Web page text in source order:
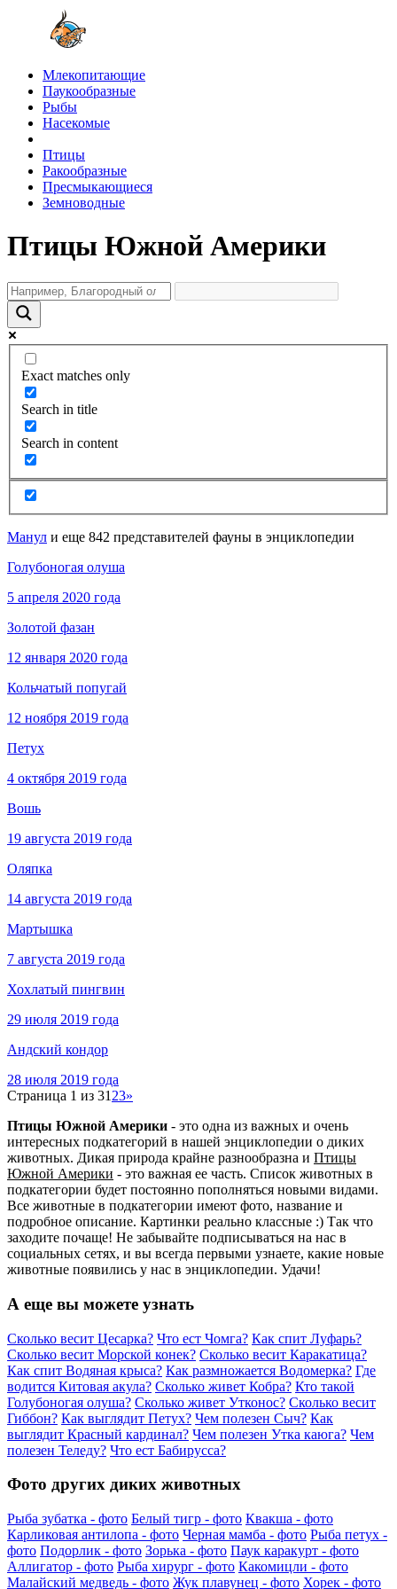
Млекопитающие
Паукообразные
Рыбы
Насекомые
Птицы
Ракообразные
Пресмыкающиеся
Земноводные
Птицы Южной Америки
Exact matches only
Search in title
Search in content
Манул и еще 842 представителей фауны в энциклопедии
Голубоногая олуша
5 апреля 2020 года
Золотой фазан
12 января 2020 года
Кольчатый попугай
12 ноября 2019 года
Петух
4 октября 2019 года
Вошь
19 августа 2019 года
Оляпка
14 августа 2019 года
Мартышка
7 августа 2019 года
Хохлатый пингвин
29 июля 2019 года
Андский кондор
28 июля 2019 года
Страница 1 из 31 23»
Птицы Южной Америки - это одна из важных и очень
интересных подкатегорий в нашей энциклопедии о диких
животных. Дикая природа крайне разнообразна и Птицы
Южной Америки - это важная ее часть. Список животных в
подкатегории будет постоянно пополняться новыми видами.
Все животные в подкатегории имеют фото, название и
подробное описание. Картинки реально классные :) Так что
заходите почаще! Не забывайте подписываться на нас в
социальных сетях, и вы всегда первыми узнаете, какие новые
животные появились у нас в энциклопедии. Удачи!
А еще вы можете узнать
Сколько весит Цесарка? Что ест Чомга? Как спит Луфарь?
Сколько весит Морской конек? Сколько весит Каракатица?
Как спит Водяная крыса? Как размножается Водомерка? Где
водится Китовая акула? Сколько живет Кобра? Кто такой
Голубоногая олуша? Сколько живет Утконос? Сколько весит
Гиббон? Как выглядит Петух? Чем полезен Сыч? Как
выглядит Красный кардинал? Чем полезен Утка каюга? Чем
полезен Теледу? Что ест Бабирусса?
Фото других диких животных
Рыба зубатка - фото Белый тигр - фото Квакша - фото
Карликовая антилопа - фото Черная мамба - фото Рыба петух -
фото Подорлик - фото Зорька - фото Паук каракурт - фото
Аллигатор - фото Рыба хирург - фото Какомицли - фото
Малайский медведь - фото Жук плавунец - фото Хорек - фото